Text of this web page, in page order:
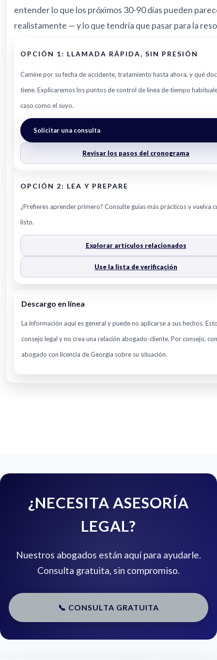
entender lo que los próximos 30-90 días pueden
realistamente — y lo que tendría que pasar para la
OPCIÓN 1: LLAMADA RÁPIDA, SIN PRESIÓN
Camine por su fecha de accidente, tratamiento hasta ahora, y qué
tiene. Explicaremos los puntos de control de línea de tiempo
caso como el suyo.
Solicitar una consulta
Revisar los pasos del cronograma
OPCIÓN 2: LEA Y PREPARE
¿Prefieres aprender primero? Consulte guías más prácticos y vuelva
listo.
Explorar artículos relacionados
Use la lista de verificación
Descargo en línea
La información aquí es general y puede no aplicarse a sus hechos.
consejo legal y no crea una relación abogado-cliente. Por consejo,
abogado con licencia de Georgia sobre su situación.
¿NECESITA ASESORÍA
LEGAL?
Nuestros abogados están aquí para ayudarle.
Consulta gratuita, sin compromiso.
📞 CONSULTA GRATUITA